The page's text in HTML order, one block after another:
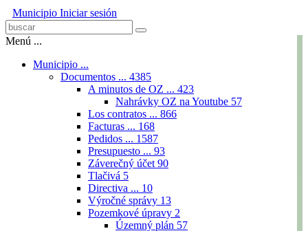
Municipio Iniciar sesión
Menú ...
Municipio ...
Documentos ... 4385
A minutos de OZ ... 423
Nahrávky OZ na Youtube 57
Los contratos ... 866
Facturas ... 168
Pedidos ... 1587
Presupuesto ... 93
Záverečný účet 90
Tlačivá 5
Directiva ... 10
Výročné správy 13
Pozemkové úpravy 2
Územný plán 57